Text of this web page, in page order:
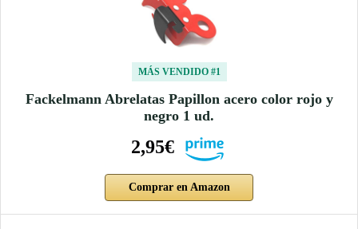
MÁS VENDIDO #1
Fackelmann Abrelatas Papillon acero color rojo y
negro 1 ud.
2,95€
Comprar en Amazon